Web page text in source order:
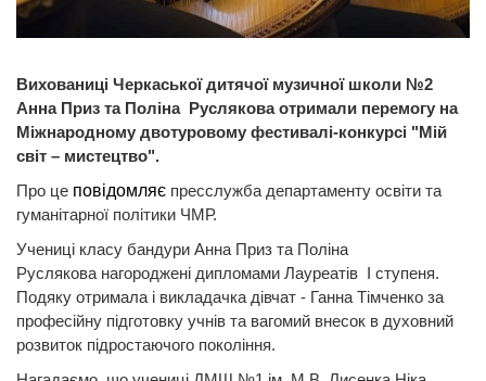
Вихованиці Черкаської дитячої музичної школи №2
Анна Приз та Поліна Русляковаотримали перемогу на
Міжнародному двотуровому фестивалі-конкурсі "Мій
світ – мистецтво".
Про це повідомляє пресслужба департаменту освіти та
гуманітарної політики ЧМР.
Учениці класу бандури Анна Приз та Поліна
Руслякова нагороджені дипломами Лауреатів І ступеня.
Подяку отримала і викладачка дівчат - Ганна Тімченко за
професійну підготовку учнів та вагомий внесок в духовний
розвиток підростаючого покоління.